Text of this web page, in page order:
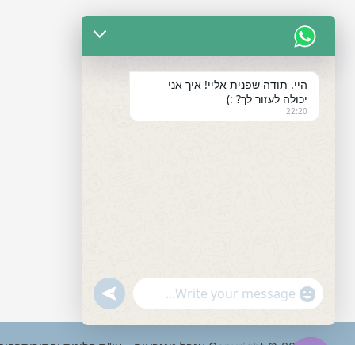
היי. תודה שפנית אליי! איך אני
יכולה לעזור לך? :)
22:20
"+chaty_settings.lang.emoji_picker+"
WhatsApp
undefined